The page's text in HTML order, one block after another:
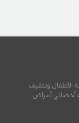
الأطفال وتثقيف
أخصائي أمراض